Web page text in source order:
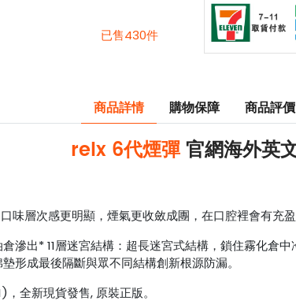
已售430件
商品詳情 購物保障 商品評價
relx 6代煙彈官網海外英
味層次感更明顯，煙氣更收斂成團，在口腔裡會有充盈
滲出* 11層迷宮結構：超長迷宮式結構，鎖住霧化
形成最後隔斷與眾不同結構創新根源防漏。
全新現貨發售, 原裝正版。